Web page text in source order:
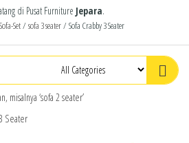
di Pusat Furniture Jepara.
Sofa-Set/ sofa 3 seater/ Sofa Crabby 3 Seater
misalnya ‘sofa 2 seater’
Seater